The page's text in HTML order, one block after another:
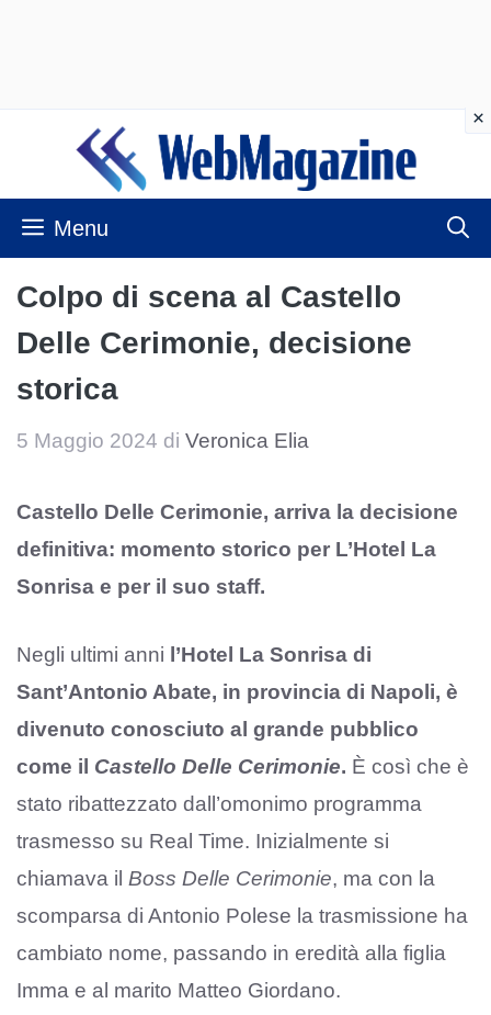
contenuto
Menu
Colpo di scena al Castello
Delle Cerimonie, decisione
storica
5 Maggio 2024 di Veronica Elia
Castello Delle Cerimonie, arriva la decisione
definitiva: momento storico per L’Hotel La
Sonrisa e per il suo staff.
Negli ultimi anni l’Hotel La Sonrisa di
Sant’Antonio Abate, in provincia di Napoli, è
divenuto conosciuto al grande pubblico
come il Castello Delle Cerimonie. È così che è
stato ribattezzato dall’omonimo programma
trasmesso su Real Time. Inizialmente si
chiamava il Boss Delle Cerimonie, ma con la
scomparsa di Antonio Polese la trasmissione ha
cambiato nome, passando in eredità alla figlia
Imma e al marito Matteo Giordano.